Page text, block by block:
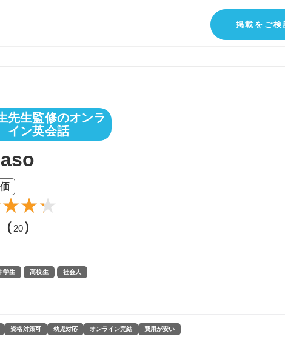
掲載をご
先生監修のオンラ
イン英会話
20）
学生 高校生 社会人
資格対策可 幼児対応 オンライン完結 費用が安い